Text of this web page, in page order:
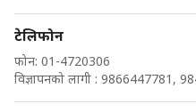
टेलिफोन
फोन: 01-4720306
विज्ञापनको लागी : 9866447781,